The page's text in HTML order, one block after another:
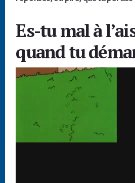
Es-tu mal à
quand tu